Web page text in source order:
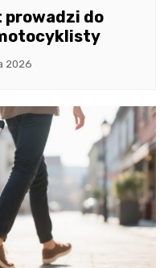
prowadzi do
2026